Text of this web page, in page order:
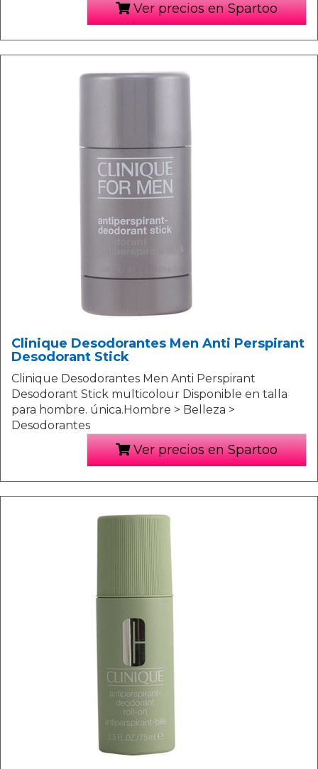
Ver precios en Spartoo
Clinique Desodorantes Men Anti Perspirant
Desodorant Stick
Clinique Desodorantes Men Anti Perspirant
Desodorant Stick multicolour Disponible en talla
para hombre. única.Hombre > Belleza >
Desodorantes
Ver precios en Spartoo